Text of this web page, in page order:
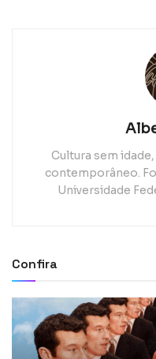
Cultura sem
contemporâneo.
Universidade
Confira